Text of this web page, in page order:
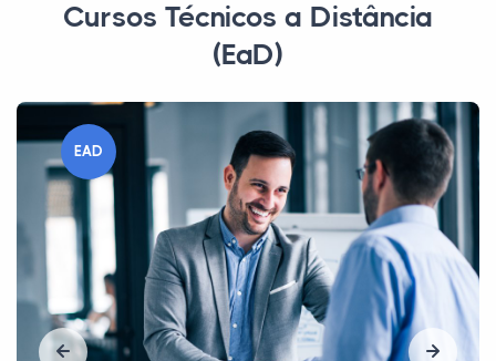
Cursos Técnicos a Distância
(EaD)
EAD